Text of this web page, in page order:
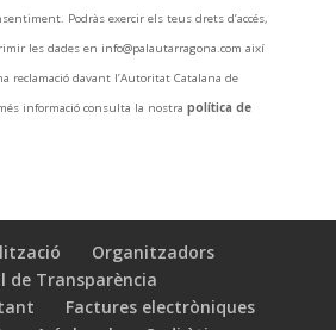
Podràs exercir els teus drets d’accés,
les dades en info@palautarragona.com així
reclamació davant l’Autoritat Catalana de
informació consulta la nostra política de
Organitzadors
de Transparència
Factures electròniques